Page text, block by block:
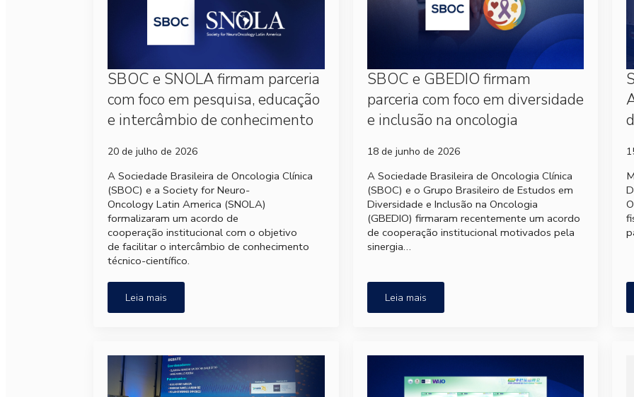
SBOC e SNOLA firmam parceria
com foco em pesquisa, educação
e intercâmbio de conhecimento
20 de julho de 2026
A Sociedade Brasileira de Oncologia Clínica
(SBOC) e a Society for Neuro-
Oncology Latin America (SNOLA)
formalizaram um acordo de
cooperação institucional com o objetivo
de facilitar o intercâmbio de conhecimento
técnico-científico.
Leia mais
SBOC e GBEDIO firmam
parceria com foco em diversidade
e inclusão na oncologia
18 de junho de 2026
A Sociedade Brasileira de Oncologia Clínica
(SBOC) e o Grupo Brasileiro de Estudos em
Diversidade e Inclusão na Oncologia
(GBEDIO) firmaram recentemente um acordo
de cooperação institucional motivados pela
sinergia…
Leia mais